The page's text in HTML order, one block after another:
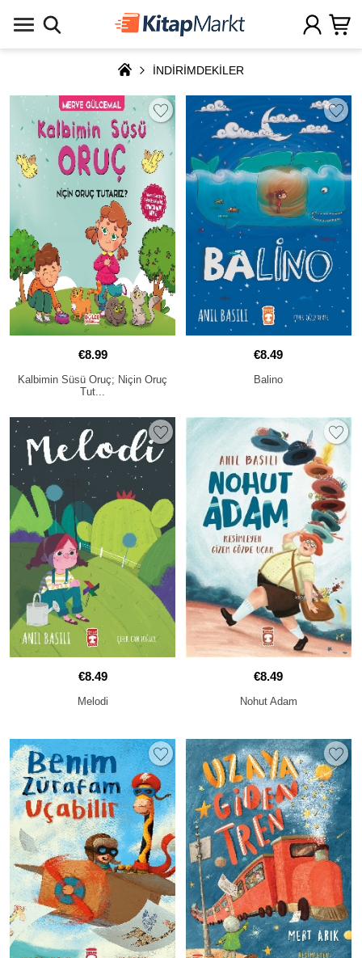
İNDİRİMDEKİLER
€8.99
Kalbimin Süsü Oruç; Niçin Oruç
Tut...
€8.49
Balino
€8.49
Melodi
€8.49
Nohut Adam